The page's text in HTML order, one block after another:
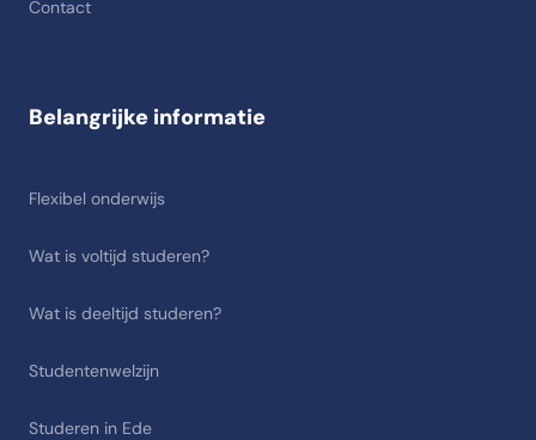
Contact
Belangrijke informatie
Flexibel onderwijs
Wat is voltijd studeren?
Wat is deeltijd studeren?
Studentenwelzijn
Studeren in Ede